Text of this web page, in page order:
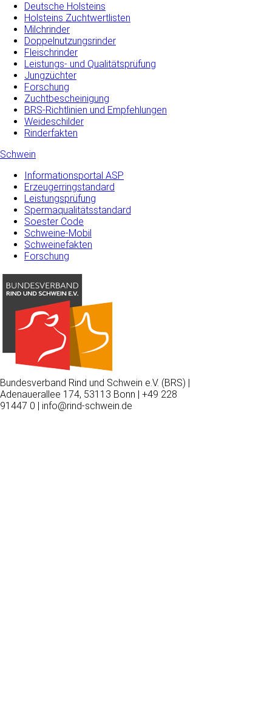
Deutsche Holsteins
Holsteins Zuchtwertlisten
Milchrinder
Doppelnutzungsrinder
Fleischrinder
Leistungs- und Qualitätsprüfung
Jungzüchter
Forschung
Zuchtbescheinigung
BRS-Richtlinien und Empfehlungen
Weideschilder
Rinderfakten
Schwein
Informationsportal ASP
Erzeugerringstandard
Leistungsprüfung
Spermaqualitätsstandard
Soester Code
Schweine-Mobil
Schweinefakten
Forschung
Bundesverband Rind und Schwein e.V. (BRS) |
Adenauerallee 174, 53113 Bonn | +49 228
91447 0 | info@rind-schwein.de